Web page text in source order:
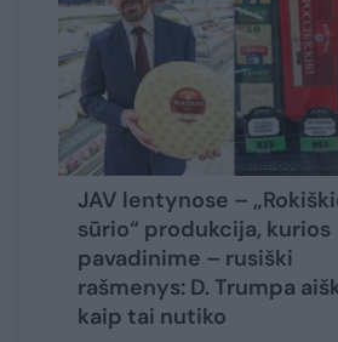
JAV lentynose –
sūrio“ produkcija, kurios
pavadinime – rusiški
rašmenys: D. Trumpa
kaip tai nutiko